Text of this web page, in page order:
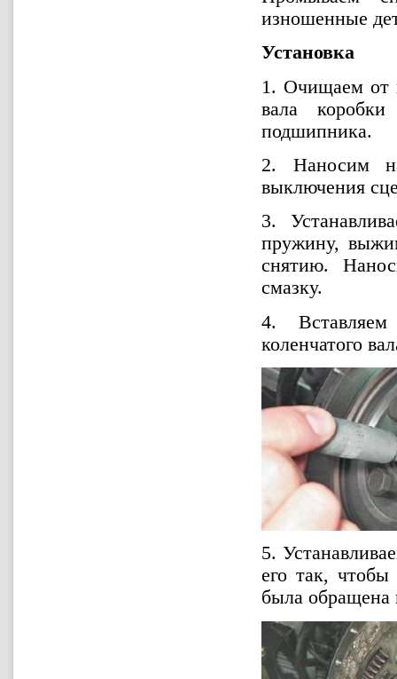
изношенные
Установка
1. Очищаем от
вала
подшипника.
2. Наносим
выключения
3.
пружину,
снятию.
смазку.
4.
коленчатого
5.
его так, чтобы
была обращена